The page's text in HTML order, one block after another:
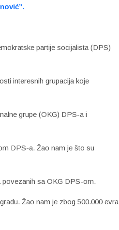
partije socijalista (DPS)
interesnih grupacija koje
grupe (OKG) DPS-a i
DPS-a. Žao nam je što su
povezanih sa OKG DPS-om.
Žao nam je zbog 500.000 evra